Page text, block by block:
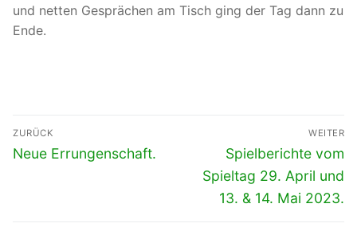
und netten Gesprächen am Tisch ging der Tag dann zu
Ende.
Beitragsnavigation
ZURÜCK
Vorheriger
Neue Errungenschaft.
WEITER
Nächster
Beitrag:
Spielberichte vom
Spieltag 29. April und
13. & 14. Mai 2023.